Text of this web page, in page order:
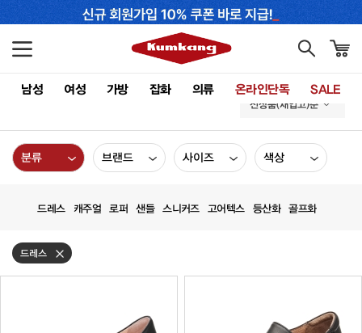
남성 여성 가방 잡화 의류 온라인단독 SALE
신상품(재입고)순
분류 브랜드 사이즈 색상
드레스 캐주얼 로퍼 샌들 스니커즈 고어텍스 등산화 골프화
드레스